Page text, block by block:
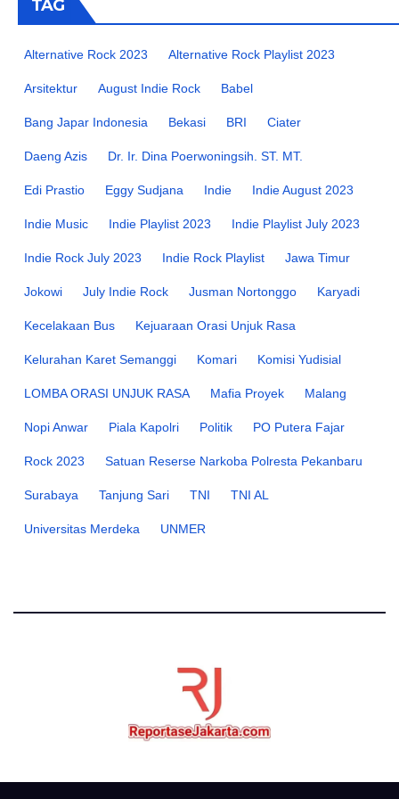
TAG
Alternative Rock 2023 Alternative Rock Playlist 2023
Arsitektur August Indie Rock Babel
Bang Japar Indonesia Bekasi BRI Ciater
Daeng Azis Dr. Ir. Dina Poerwoningsih. ST. MT.
Edi Prastio Eggy Sudjana Indie Indie August 2023
Indie Music Indie Playlist 2023 Indie Playlist July 2023
Indie Rock July 2023 Indie Rock Playlist Jawa Timur
Jokowi July Indie Rock Jusman Nortonggo Karyadi
Kecelakaan Bus Kejuaraan Orasi Unjuk Rasa
Kelurahan Karet Semanggi Komari Komisi Yudisial
LOMBA ORASI UNJUK RASA Mafia Proyek Malang
Nopi Anwar Piala Kapolri Politik PO Putera Fajar
Rock 2023 Satuan Reserse Narkoba Polresta Pekanbaru
Surabaya Tanjung Sari TNI TNI AL
Universitas Merdeka UNMER